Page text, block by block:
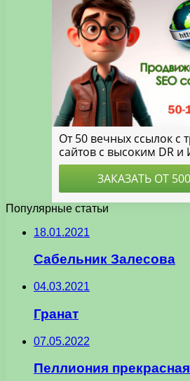
Популярные статьи
18.01.2021
Сабельник Залесова
04.03.2021
Гранат
07.05.2022
Пеллиония прекрасная